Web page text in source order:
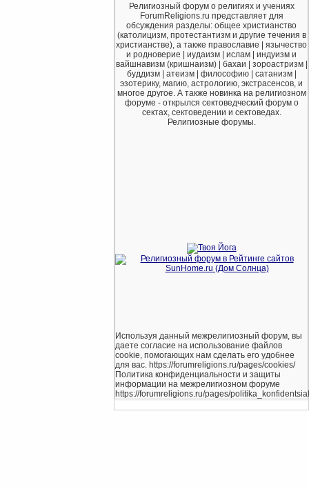
Религиозный форум о религиях и учениях
ForumReligions.ru представляет для
обсуждения разделы: общее христианство
(католицизм, протестантизм и другие течения в
христианстве), а также православие | язычество
и родноверие | иудаизм | ислам | индуизм и
вайшнавизм (кришнаизм) | бахаи | зороастризм |
буддизм | атеизм | философию | сатанизм |
эзотерику, магию, астрологию, экстрасенсов, и
многое другое. А также новинка на религиозном
форуме - открылся сектоведческий форум о
сектах, сектоведении и сектоведах.
Религиозные форумы.
Используя данный межрелигиозный форум, вы
даете согласие на использование файлов
cookie, помогающих нам сделать его удобнее
для вас. https://forumreligions.ru/pages/cookies/
Политика конфиденциальности и защиты
информации на межрелигиозном форуме
https://forumreligions.ru/pages/